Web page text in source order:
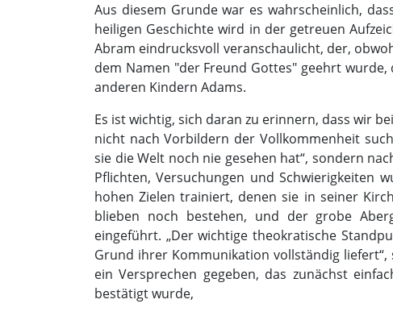
Aus diesem Grunde war es wahrscheinlich,
heiligen Geschichte wird in der getreuen
Abram eindrucksvoll veranschaulicht, der,
dem Namen "der Freund Gottes" geehrt
anderen Kindern Adams.
Es ist wichtig, sich daran zu erinnern, dass wir
nicht nach Vorbildern der Vollkommenheit
sie die Welt noch nie gesehen hat“, sondern
Pflichten, Versuchungen und Schwierigkeiten
hohen Zielen trainiert, denen sie in seiner
blieben noch bestehen, und der grobe
eingeführt. „Der wichtige theokratische
Grund ihrer Kommunikation vollständig
ein Versprechen gegeben, das zunächst
bestätigt wurde,